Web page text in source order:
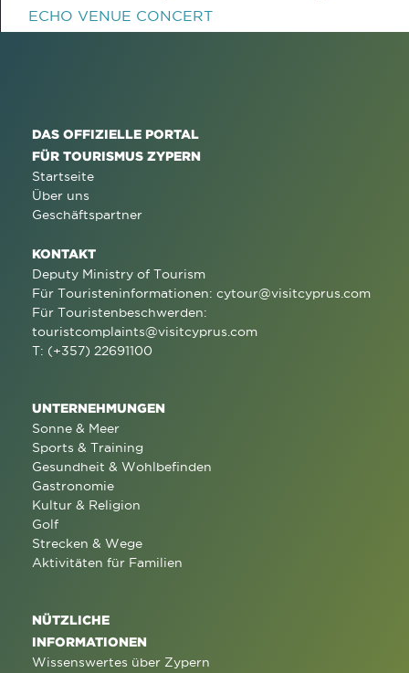
ECHO VENUE CONCERT
DAS OFFIZIELLE PORTAL
FÜR TOURISMUS ZYPERN
Startseite
Über uns
Geschäftspartner
KONTAKT
Deputy Ministry of Tourism
Für Touristeninformationen: cytour@visitcyprus.com
Für Touristenbeschwerden:
touristcomplaints@visitcyprus.com
T: (+357) 22691100
UNTERNEHMUNGEN
Sonne & Meer
Sports & Training
Gesundheit & Wohlbefinden
Gastronomie
Kultur & Religion
Golf
Strecken & Wege
Aktivitäten für Familien
NÜTZLICHE
INFORMATIONEN
Wissenswertes über Zypern